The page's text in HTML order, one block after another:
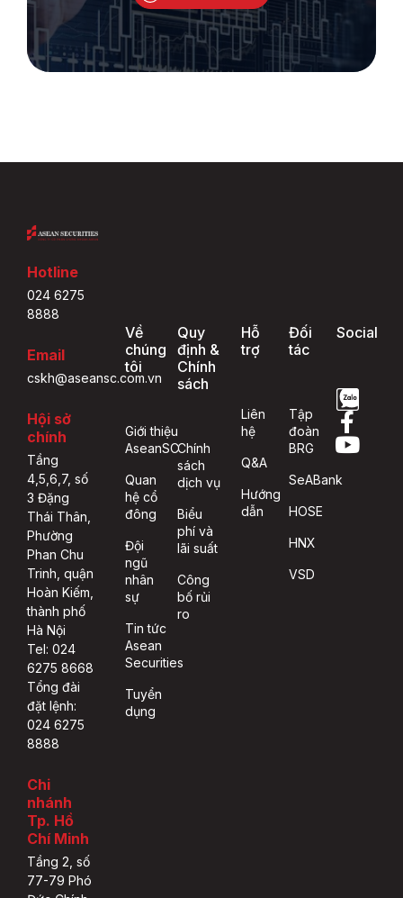
Hotline
024 6275
8888
Email
cskh@aseansc.com.vn
Hội sở
chính
Tầng
4,5,6,7, số
3 Đặng
Thái Thân,
Phường
Phan Chu
Trinh, quận
Hoàn Kiếm,
thành phố
Hà Nội
Tel: 024
6275 8668
Tổng đài
đặt lệnh:
024 6275
8888
Chi
nhánh
Tp. Hồ
Chí Minh
Tầng 2, số
77-79 Phó
Về
chúng
tôi
Giới thiệu
AseanSC
Quan
hệ cổ
đông
Đội
ngũ
nhân
sự
Tin tức
Asean
Securities
Tuyển
dụng
Quy
định &
Chính
sách
Chính
sách
dịch vụ
Biểu
phí và
lãi suất
Công
bố rủi
ro
Hỗ
trợ
Liên
hệ
Q&A
Hướng
dẫn
Đối
tác
Tập
đoàn
BRG
SeABank
HOSE
HNX
VSD
Social